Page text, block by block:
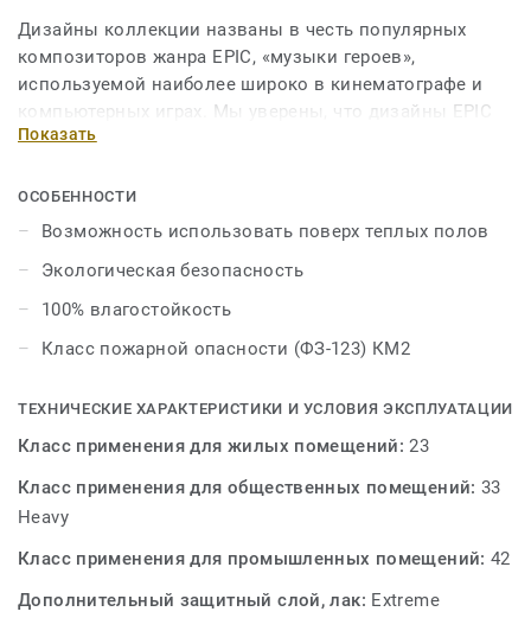
Дизайны коллекции названы в честь популярных
композиторов жанра EPIC, «музыки героев»,
используемой наиболее широко в кинематографе и
компьютерных играх. Мы уверены, что дизайны EPIC
станут блокбастерами Вашего интерьера, от которых
преимущества трех напольных покрытий: красоту
паркета, практичность линолеума и модульность
плитки. ART VINYL EPIC – креативный пол!
С возможностями укладки Art Vinyl вы можете
Показать
ОСОБЕННОСТИ
Возможность использовать поверх теплых полов
Экологическая безопасность
100% влагостойкость
Класс пожарной опасности (ФЗ-123) КМ2
ТЕХНИЧЕСКИЕ ХАРАКТЕРИСТИКИ И УСЛОВИЯ ЭКСПЛУАТАЦИИ
Класс применения для жилых помещений:23
Класс применения для общественных помещений:33
Heavy
Класс применения для промышленных помещений:42
Дополнительный защитный слой, лак: Extreme